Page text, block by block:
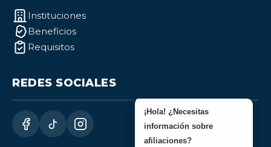
Instituciones
Beneficios
Requisitos
REDES SOCIALES
¡Hola! ¿Necesitas
información sobre
afiliaciones?